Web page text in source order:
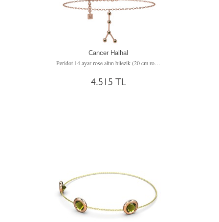
Cancer Halhal
Peridot 14 ayar rose altın bilezik (20 cm rose altın rolo zincir)
4.515 TL